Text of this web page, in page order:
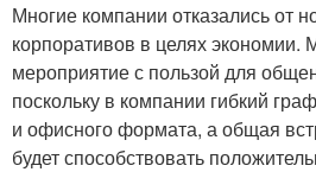
Многие компании отказались от
корпоративов в целях
мероприятие с пользой для
поскольку в компании гибкий
и офисного формата, а общая
будет способствовать